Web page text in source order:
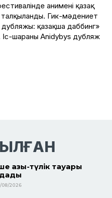
анимені қазақ
талқыланды. Гик-мәдениет
қазақша даббинг»
Іс-шараны Anidybys дубляж
азық-түлік тауары
08/2026